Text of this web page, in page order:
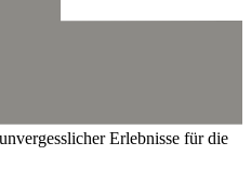
Erlebnisse für die